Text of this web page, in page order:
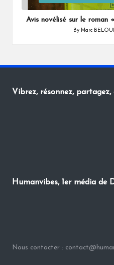
in
Avis novélisé sur le roman
Posted
By Marc
Vibrez, résonnez, partagez,
Humanvibes, 1er média de
Nous contacter :